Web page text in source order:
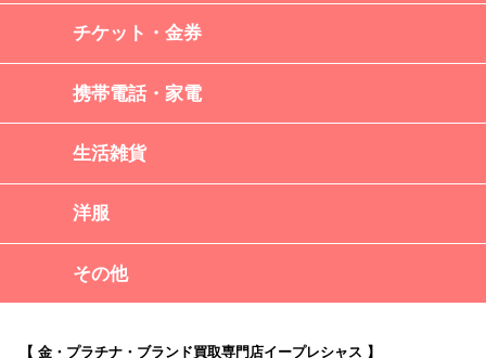
チケット・金券
携帯電話・家電
生活雑貨
洋服
その他
【 金・プラチナ・ブランド買取専門店イープレシャス 】